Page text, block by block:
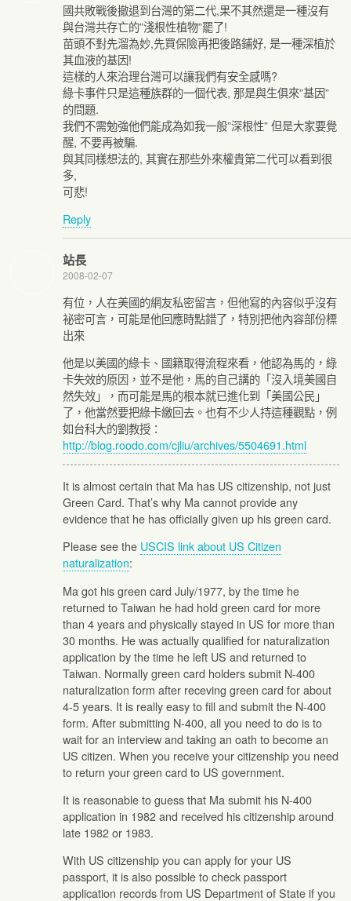
國共敗戰後撤退到台灣的第二代,果不其然還是一種沒有
與台灣共存亡的”淺根性植物”罷了!
苗頭不對先溜為妙,先買保險再把後路鋪好, 是一種深植於
其血液的基因!
這樣的人來治理台灣可以讓我們有安全感嗎?
綠卡事件只是這種族群的一個代表, 那是與生俱來”基因”
的問題.
我們不需勉強他們能成為如我一般”深根性” 但是大家要覺
醒, 不要再被騙.
與其同樣想法的, 其實在那些外來權貴第二代可以看到很
多,
可悲!
Reply
站長
2008-02-07
有位，人在美國的網友私密留言，但他寫的內容似乎沒有
祕密可言，可能是他回應時點錯了，特別把他內容部份標
出來
他是以美國的綠卡、國籍取得流程來看，他認為馬的，綠
卡失效的原因，並不是他，馬的自己講的「沒入境美國自
然失效」，而可能是馬的根本就已進化到「美國公民」
了，他當然要把綠卡繳回去。也有不少人持這種觀點，例
如台科大的劉教授：
http://blog.roodo.com/cjliu/archives/5504691.html
It is almost certain that Ma has US citizenship, not just
Green Card. That’s why Ma cannot provide any
evidence that he has officially given up his green card.
Please see the USCIS link about US Citizen
naturalization:
Ma got his green card July/1977, by the time he
returned to Taiwan he had hold green card for more
than 4 years and physically stayed in US for more than
30 months. He was actually qualified for naturalization
application by the time he left US and returned to
Taiwan. Normally green card holders submit N-400
naturalization form after receving green card for about
4-5 years. It is really easy to fill and submit the N-400
form. After submitting N-400, all you need to do is to
wait for an interview and taking an oath to become an
US citizen. When you receive your citizenship you need
to return your green card to US government.
It is reasonable to guess that Ma submit his N-400
application in 1982 and received his citizenship around
late 1982 or 1983.
With US citizenship you can apply for your US
passport, it is also possible to check passport
application records from US Department of State if you